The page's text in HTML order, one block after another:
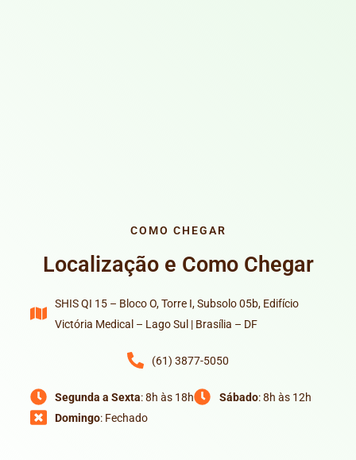
COMO CHEGAR
Localização e Como Chegar
SHIS QI 15 – Bloco O, Torre I, Subsolo 05b, Edifício
Victória Medical – Lago Sul | Brasília – DF
(61) 3877-5050
Segunda a Sexta: 8h às 18h Sábado: 8h às 12h
Domingo: Fechado